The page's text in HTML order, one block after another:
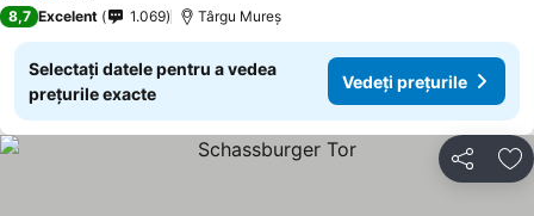
8,7 Excelent 1.069 Târgu Mureș
Selectați datele pentru a vedea
prețurile exacte
Vedeți prețurile
Distribuiți